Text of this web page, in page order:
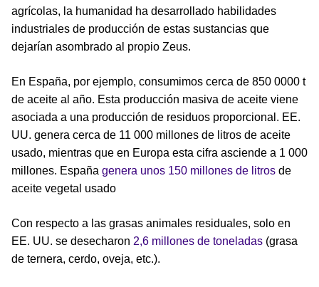
agrícolas, la humanidad ha desarrollado habilidades
industriales de producción de estas sustancias que
dejarían asombrado al propio Zeus.
En España, por ejemplo, consumimos cerca de 850 0000 t
de aceite al año. Esta producción masiva de aceite viene
asociada a una producción de residuos proporcional. EE.
UU. genera cerca de 11 000 millones de litros de aceite
usado, mientras que en Europa esta cifra asciende a 1 000
millones. España genera unos 150 millones de litros de
aceite vegetal usado
Con respecto a las grasas animales residuales, solo en
EE. UU. se desecharon 2,6 millones de toneladas (grasa
de ternera, cerdo, oveja, etc.).